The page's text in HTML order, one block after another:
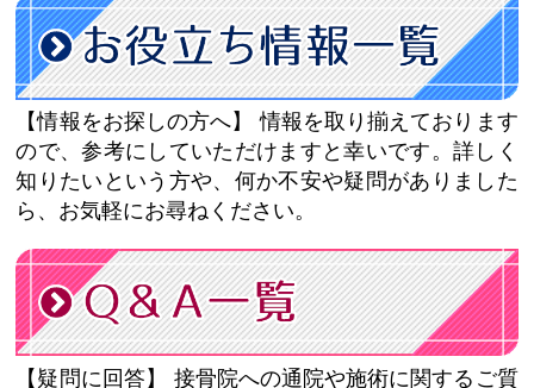
【情報をお探しの方へ】
情報を取り揃えております
ので、参考にしていただけますと幸いです。詳しく
知りたいという方や、何か不安や疑問がありました
ら、お気軽にお尋ねください。
【疑問に回答】 接骨院への通院や施術に関するご質